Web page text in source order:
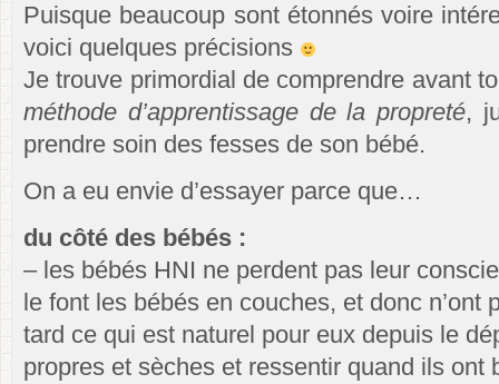
Puisque beaucoup sont étonnés voire
voici quelques précisions
Je trouve primordial de comprendre avant
méthode d’apprentissage de la propreté,
prendre soin des fesses de son bébé.
On a eu envie d’essayer parce que…
du côté des bébés :
– les bébés HNI ne perdent pas leur
le font les bébés en couches, et donc n’ont
tard ce qui est naturel pour eux depuis le
propres et sèches et ressentir quand ils ont